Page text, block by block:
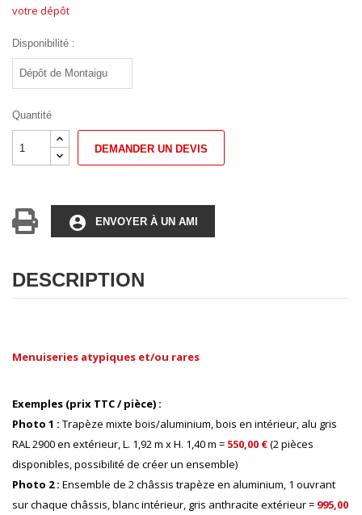
votre dépôt
Disponibilité :
Quantité
DEMANDER UN DEVIS
account_circle ENVOYER À UN AMI
DESCRIPTION
Menuiseries atypiques et/ou rares
Exemples (prix TTC / pièce) :
Photo 1 : Trapèze mixte bois/aluminium, bois en intérieur, alu gris
RAL 2900 en extérieur, L. 1,92 m x H. 1,40 m = 550,00 €(2 pièces
disponibles, possibilité de créer un ensemble)
Photo 2 : Ensemble de 2 châssis trapèze en aluminium, 1 ouvrant
sur chaque châssis, blanc intérieur, gris anthracite extérieur = 995,00